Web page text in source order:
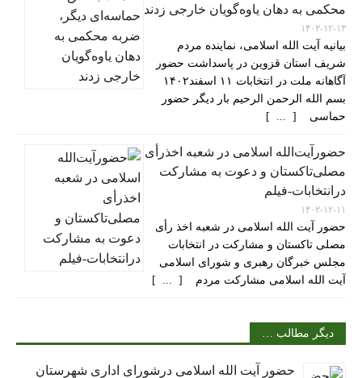
محکمی به دهان یاوه‌گویان خارجی زدند
۱۴۰۲-۱۲-۱۳
بیانیه آیت الله اسلامی، نماینده مردم
شریف استان قزوین در پاسداشت حضور
آگاهانه ملت در انتخابات ۱۱ اسفند۱۴۰۲
بسم الله الرحمن الرحیم بار دیگر حضور
حماسی [ ... ]
حضورآیت‌الله اسلامی در شعبه اخذرأی
مصلی‌تاکستان و دعوت به مشارکت
درانتخابات-فیلم
۱۴۰۲-۱۲-۱۱
حضور آیت الله اسلامی در شعبه اخذ رأی
مصلی تاکستان و مشارکت در انتخابات
مجلس خبرگان رهبری و شورای اسلامی
آیت الله اسلامی مشارکت مردم [ ... ]
دیگر مطالب …
حضور آیت الله اسلامی درشورای اداری شهرستان